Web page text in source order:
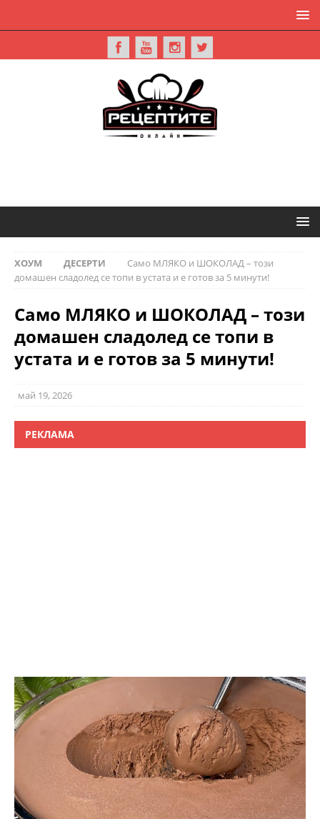
ХОУМ ДЕСЕРТИ
Само МЛЯКО и ШОКОЛАД – този
домашен сладолед се топи в устата и е готов за 5 минути!
Само МЛЯКО и ШОКОЛАД – този
домашен сладолед се топи в
устата и е готов за 5 минути!
май 19, 2026
РЕКЛАМА